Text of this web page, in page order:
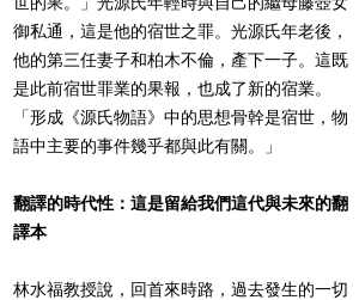
御私通，這是他的宿世之罪。光源氏年老後，
他的第三任妻子和柏木不倫，產下一子。這既
是此前宿世罪業的果報，也成了新的宿業。
「形成《源氏物語》中的思想骨幹是宿世，物
語中主要的事件幾乎都與此有關。」
翻譯的時代性：這是留給我們這代與未來的翻
譯本
林水福教授說，回首來時路，過去發生的一切